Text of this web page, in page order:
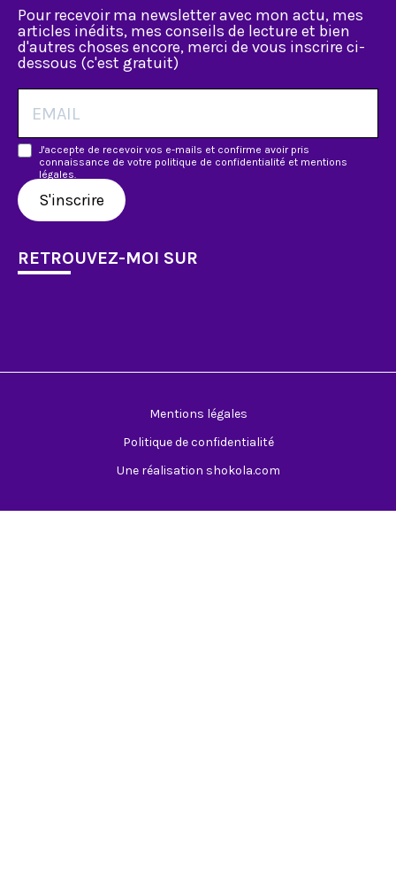
Pour recevoir ma newsletter avec mon actu, mes
articles inédits, mes conseils de lecture et bien
d'autres choses encore, merci de vous inscrire ci-
dessous (c'est gratuit)
J'accepte de recevoir vos e-mails et confirme avoir pris
connaissance de votre politique de confidentialité et mentions
légales.
S'inscrire
RETROUVEZ-MOI SUR
Mentions légales
Politique de confidentialité
Une réalisation shokola.com